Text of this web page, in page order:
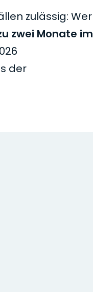
zulässig: Wer
zwei Monate im
der